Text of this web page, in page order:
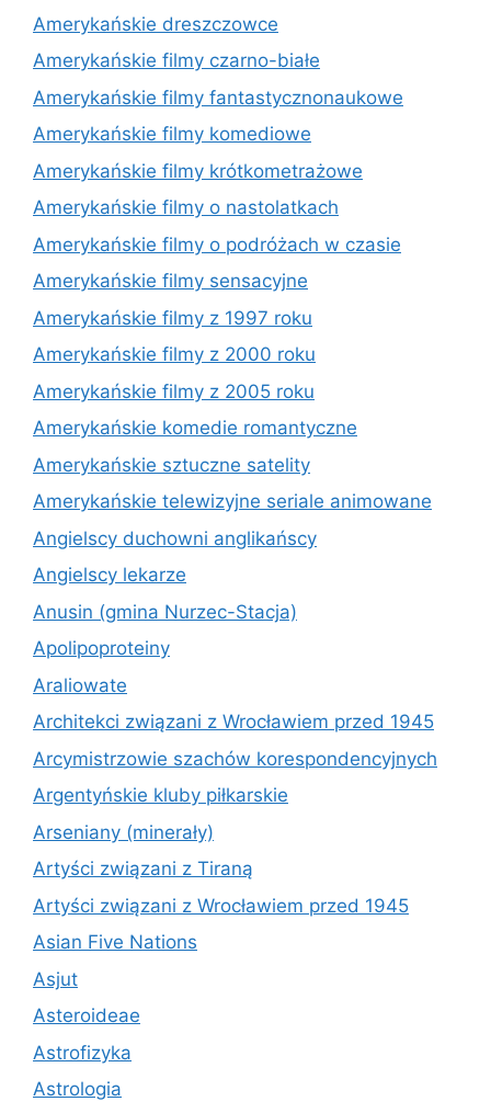
Amerykańskie dreszczowce
Amerykańskie filmy czarno-białe
Amerykańskie filmy fantastycznonaukowe
Amerykańskie filmy komediowe
Amerykańskie filmy krótkometrażowe
Amerykańskie filmy o nastolatkach
Amerykańskie filmy o podróżach w czasie
Amerykańskie filmy sensacyjne
Amerykańskie filmy z 1997 roku
Amerykańskie filmy z 2000 roku
Amerykańskie filmy z 2005 roku
Amerykańskie komedie romantyczne
Amerykańskie sztuczne satelity
Amerykańskie telewizyjne seriale animowane
Angielscy duchowni anglikańscy
Angielscy lekarze
Anusin (gmina Nurzec-Stacja)
Apolipoproteiny
Araliowate
Architekci związani z Wrocławiem przed 1945
Arcymistrzowie szachów korespondencyjnych
Argentyńskie kluby piłkarskie
Arseniany (minerały)
Artyści związani z Tiraną
Artyści związani z Wrocławiem przed 1945
Asian Five Nations
Asjut
Asteroideae
Astrofizyka
Astrologia